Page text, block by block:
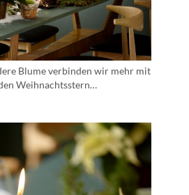
Blume verbinden wir mehr mit
Weihnachtsstern…